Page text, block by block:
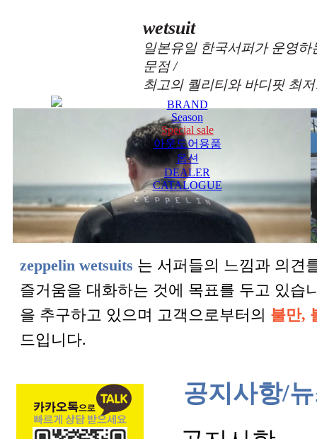
wetsuit
일본유일 한국서퍼가 운영
문점 /
최고의 퀄리티와 바디핏 최
BRAND
Season
Special sale
아웃도어용품
옵션
DEALER
CATALOGUE
zeppelin wetsuits 는 서퍼들의 느낌과 의견
즐거움을 대화하는 것에 목표를 두고 있
을 추구하고 있으며 고객으로부터의 불만,
드입니다.
공지사항/